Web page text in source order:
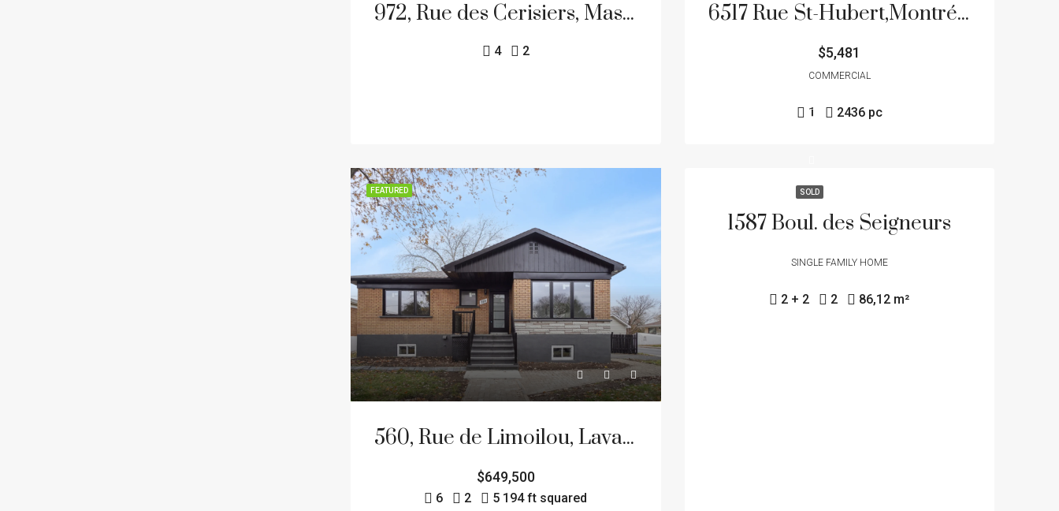
972, Rue des Cerisiers, Mascouche, Quartier Mascouche Heights
4 2
6517 Rue St-Hubert,Montréal (Rosemont/La Petite-Patrie)
$5,481
COMMERCIAL
1 2436 pc
FEATURED
560, Rue de Limoilou, Laval (Pont-Viau)
$649,500
6 2 5 194 ft squared
SOLD
1587 Boul. des Seigneurs
SINGLE FAMILY HOME
2 + 2 2 86,12 m²